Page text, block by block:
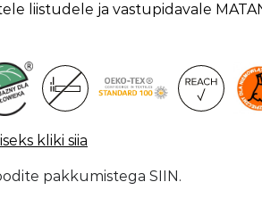
liistudele ja vastupidavale
kliki siia
pakkumistega SIIN.